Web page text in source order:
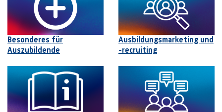
Besonderes für
Auszubildende
Ausbildungsmarketing und
-recruiting